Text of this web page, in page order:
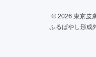
© 2026 東京皮
ふるばやし形成